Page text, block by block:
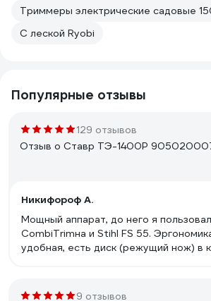
Триммеры электрические садовые
С леской Ryobi
Популярные отзывы
129 отзывов
Отзыв о Ставр ТЭ-1400Р
Никифороф А.
Мощный аппарат, до него я
CombiTrimна и Stihl FS 55.
удобная, есть диск (режущий нож) в
землю прямо во время работы (не
9 отзывов